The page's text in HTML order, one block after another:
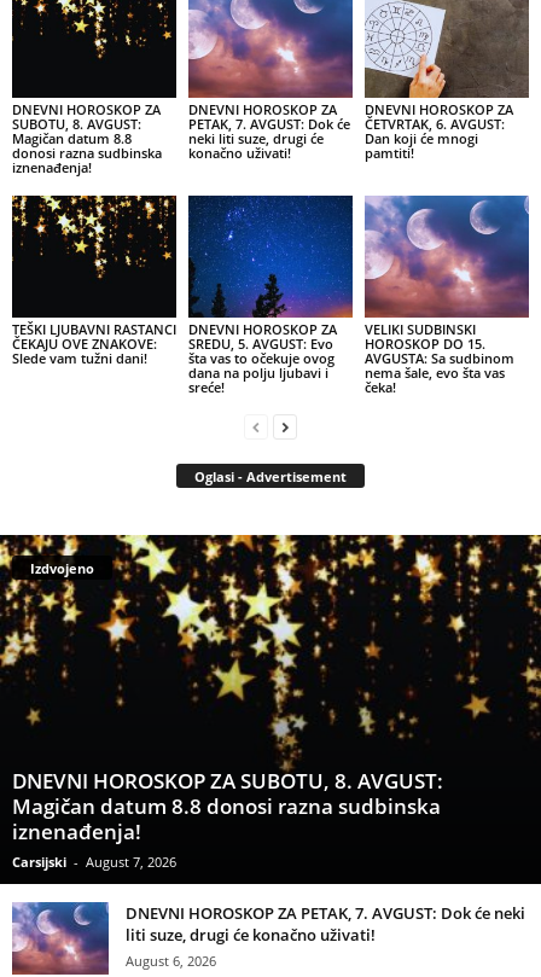
DNEVNI HOROSKOP ZA
SUBOTU, 8. AVGUST:
Magičan datum 8.8
donosi razna sudbinska
iznenađenja!
DNEVNI HOROSKOP ZA
PETAK, 7. AVGUST: Dok će
neki liti suze, drugi će
konačno uživati!
DNEVNI HOROSKOP ZA
ČETVRTAK, 6. AVGUST:
Dan koji će mnogi
pamtiti!
TEŠKI LJUBAVNI RASTANCI
ČEKAJU OVE ZNAKOVE:
Slede vam tužni dani!
DNEVNI HOROSKOP ZA
SREDU, 5. AVGUST: Evo
šta vas to očekuje ovog
dana na polju ljubavi i
sreće!
VELIKI SUDBINSKI
HOROSKOP DO 15.
AVGUSTA: Sa sudbinom
nema šale, evo šta vas
čeka!
Oglasi - Advertisement
Izdvojeno
DNEVNI HOROSKOP ZA SUBOTU, 8. AVGUST:
Magičan datum 8.8 donosi razna sudbinska
iznenađenja!
Carsijski - August 7, 2026
DNEVNI HOROSKOP ZA PETAK, 7. AVGUST: Dok će neki
liti suze, drugi će konačno uživati!
August 6, 2026